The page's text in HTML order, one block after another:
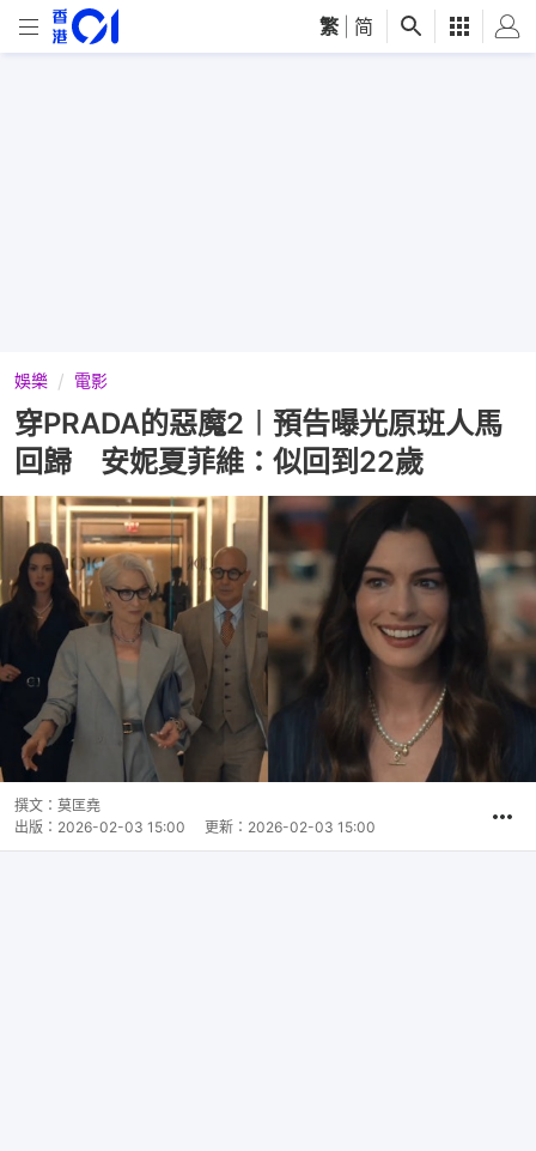
繁 简
娛樂 電影
穿PRADA的惡魔2︱預告曝光原班人馬
回歸 安妮夏菲維：似回到22歲
撰文： 莫匡堯
出版： 2026-02-03 15:00 更新： 2026-02-03 15:00